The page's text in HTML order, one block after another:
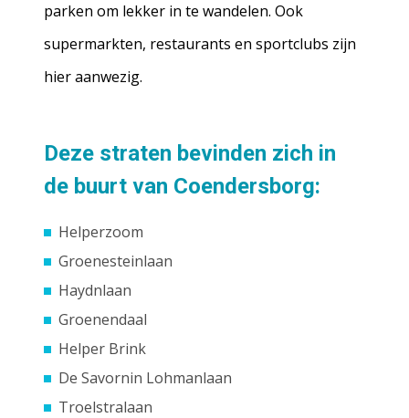
parken om lekker in te wandelen. Ook
supermarkten, restaurants en sportclubs zijn
hier aanwezig.
Deze straten bevinden zich in
de buurt van Coendersborg:
Helperzoom
Groenesteinlaan
Haydnlaan
Groenendaal
Helper Brink
De Savornin Lohmanlaan
Troelstralaan